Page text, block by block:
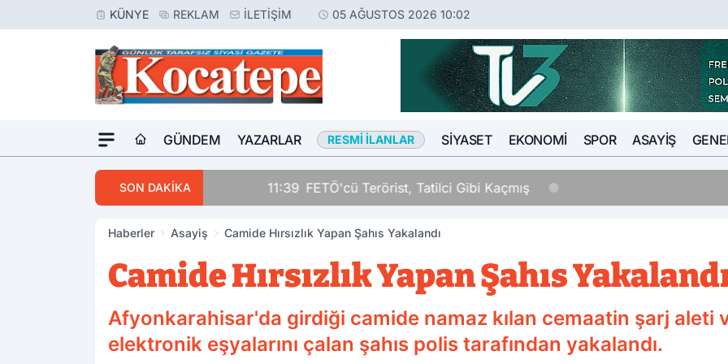
KÜNYE REKLAM İLETIŞIM 05 AĞUSTOS 2026 10:02
GÜNDEM YAZARLAR RESMI İLANLAR SIYASET EKONOMI SPOR ASAYIŞ
SON DAKİKA FETÖ'cü Terörist, Tatilci Gibi Kaçmış
Haberler Asayiş Camide Hırsızlık Yapan Şahıs Yakalandı
Camide Hırsızlık Yapan Şahıs
Afyonkarahisar'da girdiği camide namaz kılan cemaatin şarj aleti
elektronik eşyalarını çalan şahıs polis tarafından yakalandı.